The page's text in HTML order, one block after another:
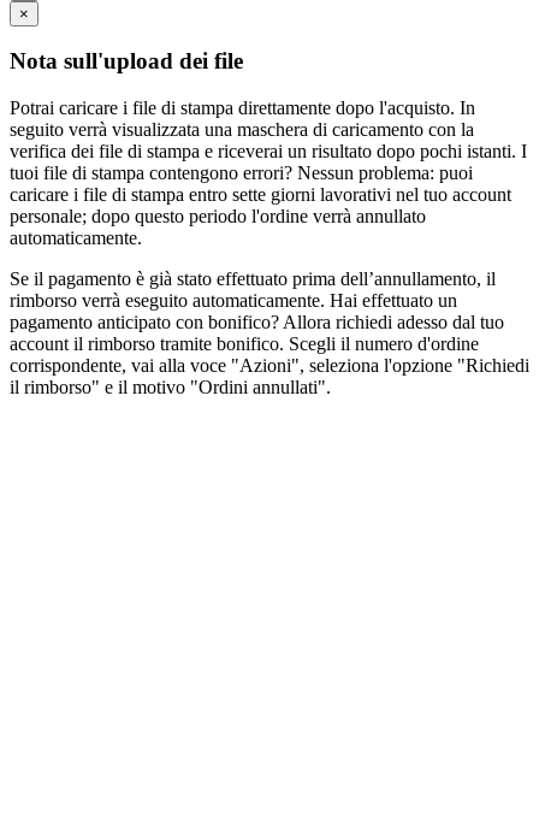
×
Nota sull'upload dei file
Potrai caricare i file di stampa direttamente dopo l'acquisto. In
seguito verrà visualizzata una maschera di caricamento con la
verifica dei file di stampa e riceverai un risultato dopo pochi istanti. I
tuoi file di stampa contengono errori? Nessun problema: puoi
caricare i file di stampa entro sette giorni lavorativi nel tuo account
personale; dopo questo periodo l'ordine verrà annullato
automaticamente.
Se il pagamento è già stato effettuato prima dell’annullamento, il
rimborso verrà eseguito automaticamente. Hai effettuato un
pagamento anticipato con bonifico? Allora richiedi adesso dal tuo
account il rimborso tramite bonifico. Scegli il numero d'ordine
corrispondente, vai alla voce "Azioni", seleziona l'opzione "Richiedi
il rimborso" e il motivo "Ordini annullati".